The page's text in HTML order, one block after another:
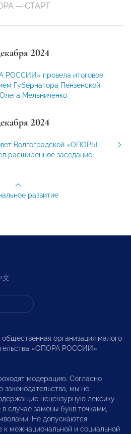
— СТАРТ
2024
РОССИИ» провела итоговое
Губернатора Пензенской
Мельниченко
2024
Волгоградской «ОПОРЫ
расширенное заседание
развитие
文
организация малого
«ОПОРА РОССИИ».
модерацию. Согласно
законодательства, мы не
нецензурную лексику
случае замены букв точками,
Не допускаются
межнациональной и социальной